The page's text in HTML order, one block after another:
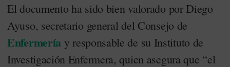
El documento ha sido bien valorado por Diego
Ayuso, secretario general del Consejo de
Enfermería y responsable de su Instituto de
Investigación Enfermera, quien asegura que “el